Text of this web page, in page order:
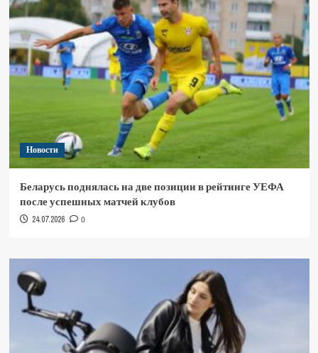
Новости
Беларусь поднялась на две позиции в рейтинге УЕФА
после успешных матчей клубов
24.07.2026 0